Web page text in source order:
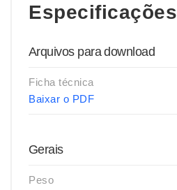
Especificações
Arquivos para download
Ficha técnica
Baixar o PDF
Gerais
Peso